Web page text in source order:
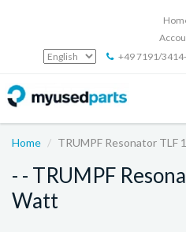
+49 7191/
Home TRUMPF Resonator TLF
- - TRUMPF
Watt